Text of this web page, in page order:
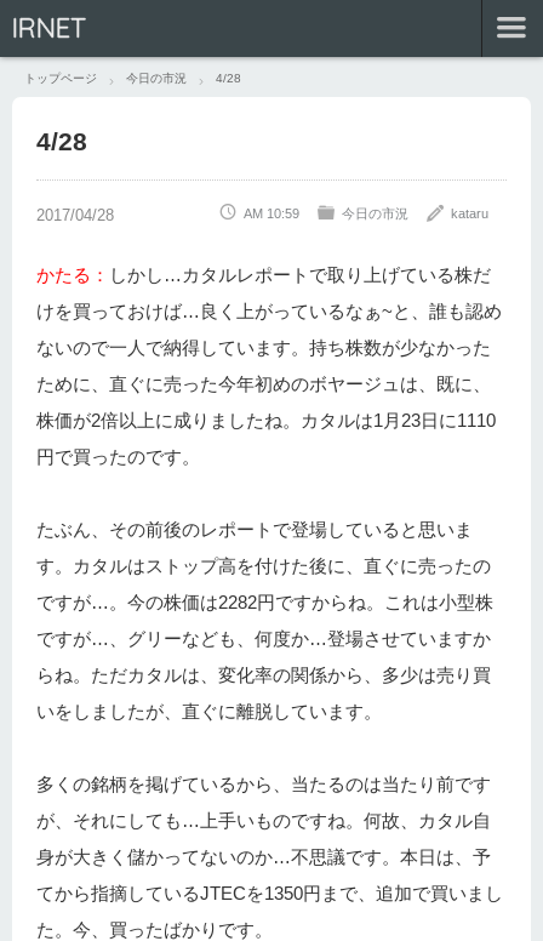
IRNET
トップページ 今日の市況 4/28
4/28
AM 10:59 今日の市況 kataru
かたる： しかし…カタルレポートで取り上げている株だ
けを買っておけば…良く上がっているなぁ~と、誰も認め
ないので一人で納得しています。持ち株数が少なかった
ために、直ぐに売った今年初めのボヤージュは、既に、
株価が2倍以上に成りましたね。カタルは1月23日に1110
円で買ったのです。
たぶん、その前後のレポートで登場していると思いま
す。カタルはストップ高を付けた後に、直ぐに売ったの
ですが…。今の株価は2282円ですからね。これは小型株
ですが…、グリーなども、何度か…登場させていますか
らね。ただカタルは、変化率の関係から、多少は売り買
いをしましたが、直ぐに離脱しています。
多くの銘柄を掲げているから、当たるのは当たり前です
が、それにしても…上手いものですね。何故、カタル自
身が大きく儲かってないのか…不思議です。本日は、予
てから指摘しているJTECを1350円まで、追加で買いまし
た。今、買ったばかりです。